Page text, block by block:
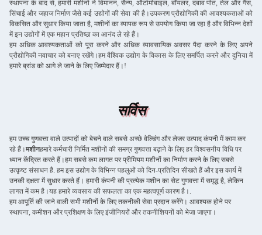
स्थापना के बाद से, हमारी मशीनों ने विमानन, सैन्य, ऑटोमोबाइल, बॉयलर, दबाव पोत, तेल और गैस,
सिंचाई और जहाज निर्माण जैसे कई उद्योगों की सेवा की है।उपकरण प्रौद्योगिकी की आवश्यकताओं को
विकसित और सुधार किया जाता है, मशीनों का व्यापक रूप से उपयोग किया जा रहा है और विभिन्न देशों
में इन उद्योगों में एक महान प्रतिष्ठा का आनंद ले रहे हैं।
हम अधिक आवश्यकताओं को पूरा करने और अधिक व्यावसायिक अवसर पैदा करने के लिए अपने
प्रौद्योगिकी नवाचार को बनाए रखेंगे।हम वैश्विक उद्योग के विकास के लिए समर्पित करने और दुनिया में
हमारे ब्रांड को आगे ले जाने के लिए जिम्मेदार हैं।!
सर्विस
हम उच्च गुणवत्ता वाले उत्पादों को बेचने वाले सबसे अच्छे वेल्डिंग और लेजर उत्पाद कंपनी में काम कर
रहे हैं।मशीनहमारे कर्मचारी निर्मित मशीनों की समग्र गुणवत्ता बढ़ाने के लिए हर विश्वसनीय विधि पर
ध्यान केंद्रित करते हैं।हम सबसे कम लागत पर प्रीमियम मशीनों का निर्माण करने के लिए सबसे
उत्कृष्ट संसाधन है. हम इस उद्योग के विभिन्न पहलुओं को दिन-प्रतिदिन सीखते हैं और इस कार्य में
उनकी दक्षता में सुधार करते हैं। हमारी कंपनी की प्रत्येक मशीन का सेट गुणवत्ता में समृद्ध है, लेकिन
लागत में कम है।यह हमारे व्यवसाय की सफलता का एक महत्वपूर्ण कारण है।.
हम आपूर्ति की जाने वाली सभी मशीनों के लिए तकनीकी सेवा प्रदान करेंगे। आवश्यक होने पर
स्थापना, कमीशन और प्रशिक्षण के लिए इंजीनियरों और तकनीशियनों को भेजा जाएगा।